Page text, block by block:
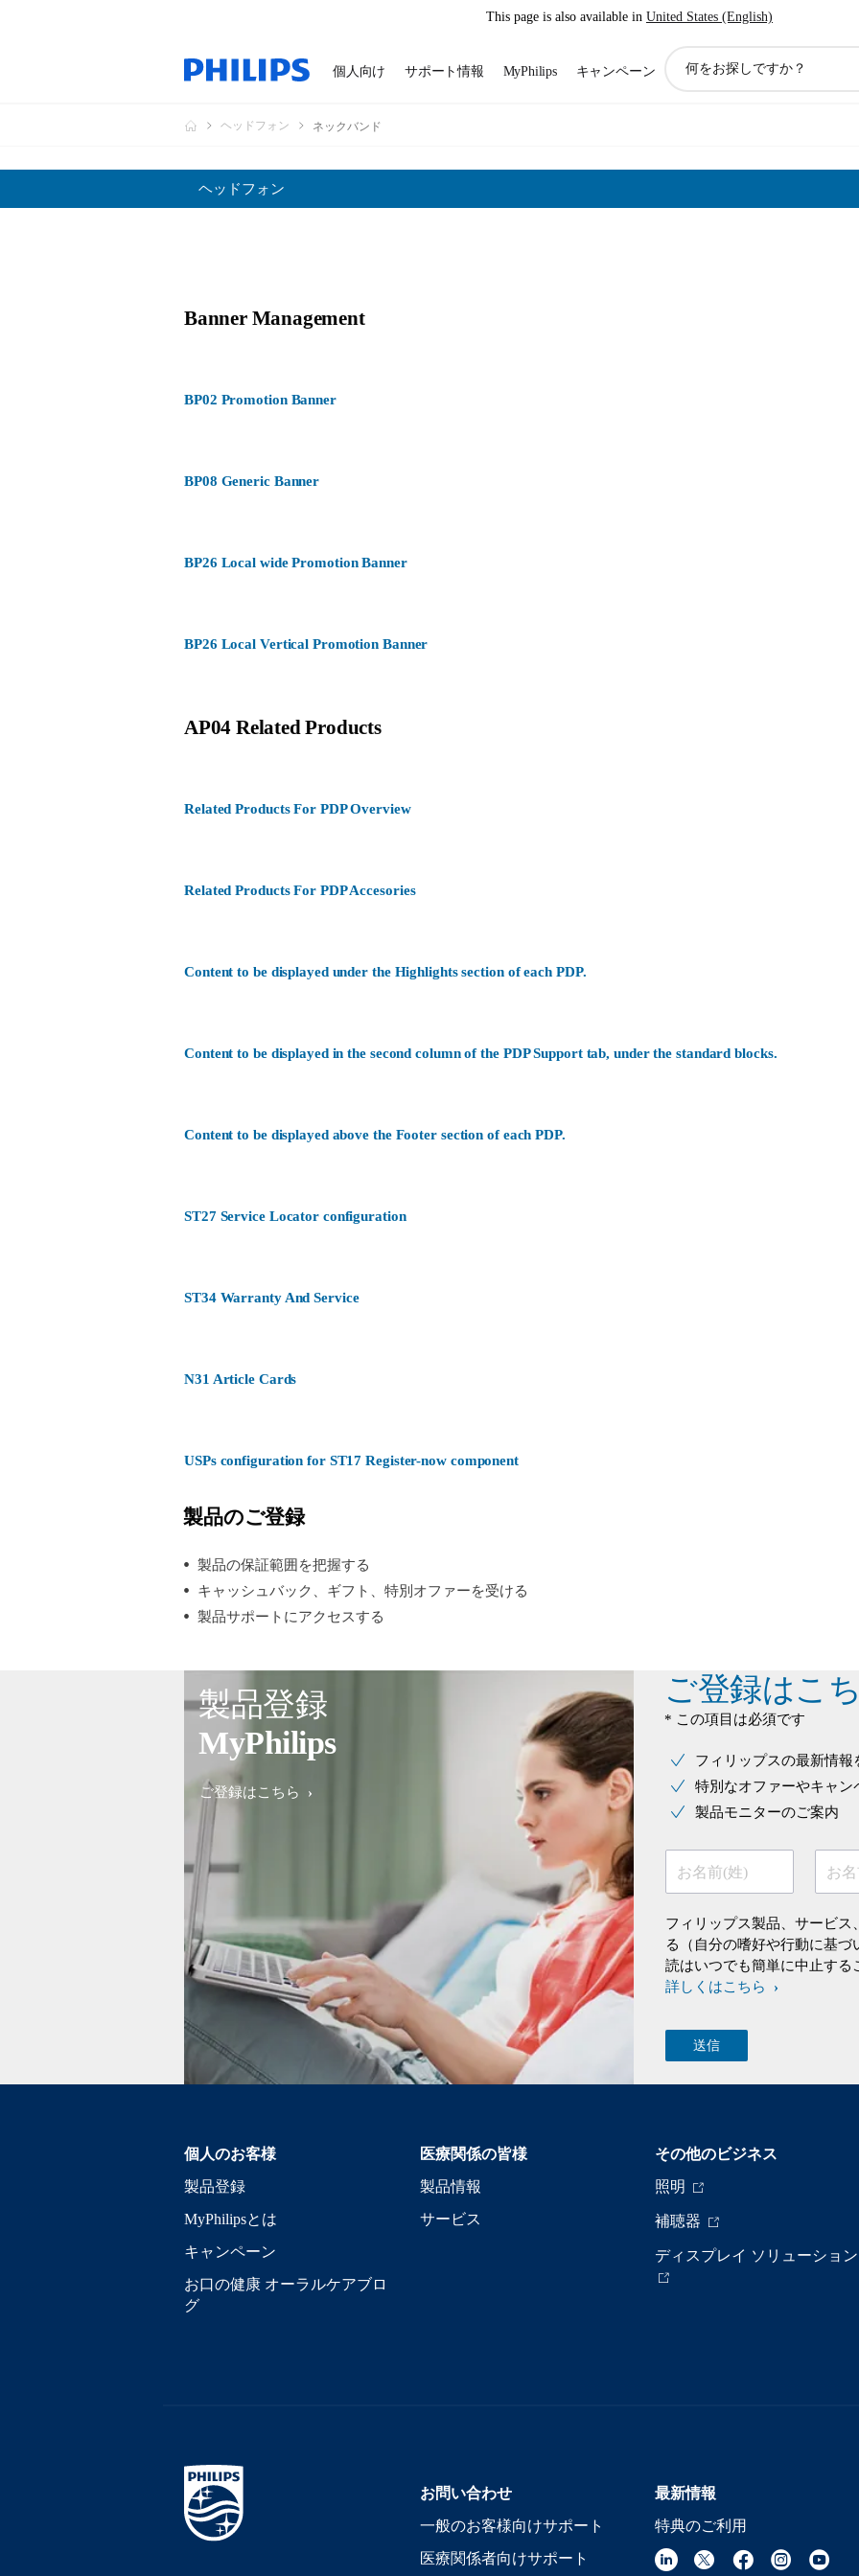
This page is also available in United States (English)
個人向け サポート情報 MyPhilips キャンペーン
ヘッドフォン ネックバンド
ヘッドフォン
Banner Management
BP02 Promotion Banner
BP08 Generic Banner
BP26 Local wide Promotion Banner
BP26 Local Vertical Promotion Banner
AP04 Related Products
Related Products For PDP Overview
Related Products For PDP Accesories
Content to be displayed under the Highlights section of each PDP.
Content to be displayed in the second column of the PDP Support tab, under the standard blocks.
Content to be displayed above the Footer section of each PDP.
ST27 Service Locator configuration
ST34 Warranty And Service
N31 Article Cards
USPs configuration for ST17 Register-now component
製品のご登録
製品の保証範囲を把握する
キャッシュバック、ギフト、特別オファーを受ける
製品サポートにアクセスする
製品登録
MyPhilips
ご登録はこちら
ご登録はこ
* この項目は必須です
フィリップスの最新情報
特別なオファーやキャン
製品モニターのご案内
お名前(姓) お
フィリップス製品、サービ
る（自分の嗜好や行動に基
読はいつでも簡単に中止する
詳しくはこちら
個人のお客様
製品登録
MyPhilipsとは
キャンペーン
お口の健康 オーラルケアブロ
グ
医療関係の皆様
製品情報
サービス
その他のビジネス
照明
補聴器
ディスプレイ ソリューション
お問い合わせ
一般のお客様向けサポート
医療関係者向けサポート
最新情報
特典のご利用